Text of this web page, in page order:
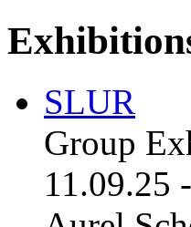
SLUR
Group
11.09.25 -